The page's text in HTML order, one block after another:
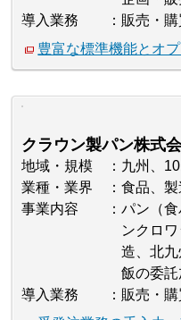
導入業務
販売・購
豊富な標準機能とオ
クラウン製パン株式
地域・規模
九州、
業種・業界
食品、製
事業内容
パン（
ンクロ
造、北
飯の委託
導入業務
販売・